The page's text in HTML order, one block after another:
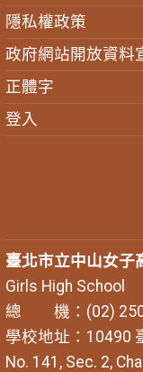
隱私權政策
政府網站開放資料
正體字
登入
臺北市立中山女子
Girls High School
總 機：(02)
學校地址：10490
No. 141, Sec. 2,